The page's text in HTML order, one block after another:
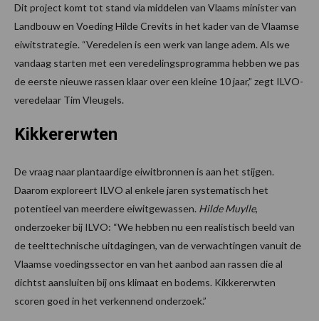
Dit project komt tot stand via middelen van Vlaams minister van
Landbouw en Voeding Hilde Crevits in het kader van de Vlaamse
eiwitstrategie. “Veredelen is een werk van lange adem. Als we
vandaag starten met een veredelingsprogramma hebben we pas
de eerste nieuwe rassen klaar over een kleine 10 jaar,” zegt ILVO-
veredelaar Tim Vleugels.
Kikkererwten
De vraag naar plantaardige eiwitbronnen is aan het stijgen.
Daarom exploreert ILVO al enkele jaren systematisch het
potentieel van meerdere eiwitgewassen. Hilde Muylle,
onderzoeker bij ILVO: “We hebben nu een realistisch beeld van
de teelttechnische uitdagingen, van de verwachtingen vanuit de
Vlaamse voedingssector en van het aanbod aan rassen die al
dichtst aansluiten bij ons klimaat en bodems. Kikkererwten
scoren goed in het verkennend onderzoek.”